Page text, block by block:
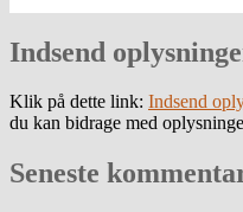
Indsend
Klik på dette link: Indsend
du kan bidrage med
Seneste